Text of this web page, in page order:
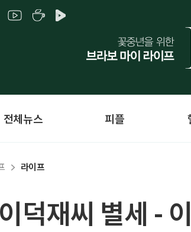
전체뉴스 피플
라이프
덕재씨 별세 -